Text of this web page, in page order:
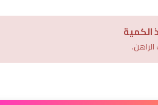
الكمية